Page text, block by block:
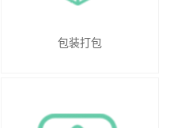
包装打包